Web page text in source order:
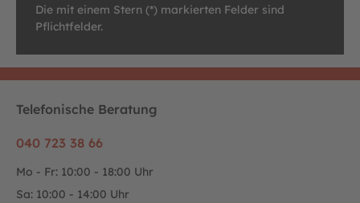
Die mit einem Stern (*) markierten Felder sind
Pflichtfelder.
Telefonische Beratung
040 723 38 66
Mo - Fr: 10:00 - 18:00 Uhr
Sa: 10:00 - 14:00 Uhr